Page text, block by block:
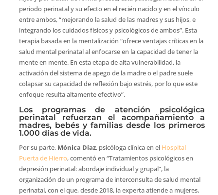
periodo perinatal y su efecto en el recién nacido y en el vínculo
entre ambos, “mejorando la salud de las madres y sus hijos, e
integrando los cuidados físicos y psicológicos de ambos”. Esta
terapia basada en la mentalización “ofrece ventajas críticas en la
salud mental perinatal al enfocarse en la capacidad de tener la
mente en mente. En esta etapa de alta vulnerabilidad, la
activación del sistema de apego de la madre o el padre suele
colapsar su capacidad de reflexión bajo estrés, por lo que este
enfoque resulta altamente efectivo”.
Los programas de atención psicológica
perinatal refuerzan el acompañamiento a
madres, bebés y familias desde los primeros
1.000 días de vida.
Por su parte, Mónica Díaz, psicóloga clínica en el Hospital
Puerta de Hierro, comentó en “Tratamientos psicológicos en
depresión perinatal: abordaje individual y grupal”, la
organización de un programa de interconsulta de salud mental
perinatal, con el que, desde 2018, la experta atiende a mujeres,